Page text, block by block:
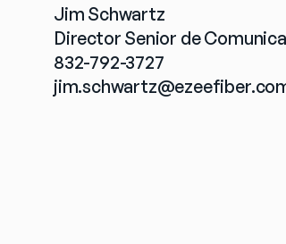
Jim Schwartz
Director Senior de
832-792-3727